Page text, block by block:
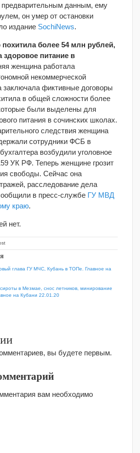
предварительным данным, ему
он умер от остановки
издание SochiNews.
похитила более 54 млн рублей,
питание в
женщина работала
некоммерческой
заключала фиктивные договоры
в общей сложности более
были выделены для
питания в сочинских школах.
следствия женщина
сотрудники ФСБ в
возбудили уголовное
УК РФ. Теперь женщине грозит
свободы. Сейчас она
расследование дела
в пресс-службе ГУ МВД
краю.
нет.
глава ГУ МЧС, Кубань в ТОПе. Главное на
в Мезмае, снос летников, минирование
на Кубани 22.01.20
вы будете первым.
вам необходимо